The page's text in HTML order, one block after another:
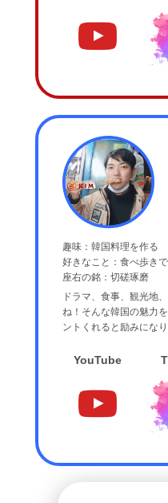
趣味：韓国料理を作る
好きなこと：食べ歩き
座右の銘：切磋琢磨
ドラマ、食事、観光地
ね！そんな韓国の魅力
ントくれると励みになり
YouTube